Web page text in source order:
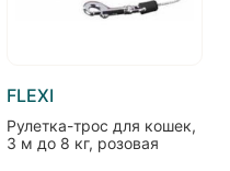
FLEXI
Рулетка-трос для кошек,
3 м до 8 кг, розовая